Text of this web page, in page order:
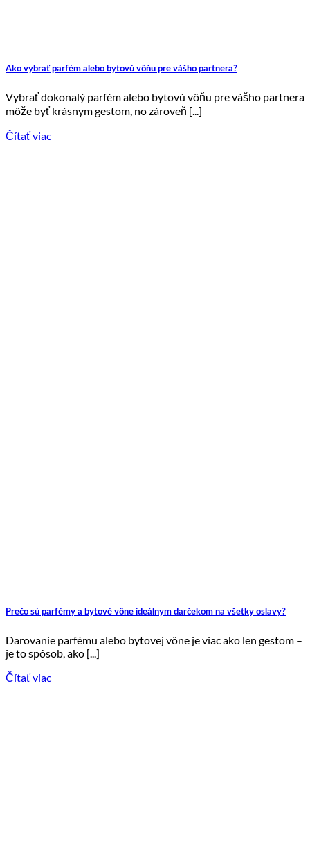
Ako vybrať parfém alebo bytovú vôňu pre vášho partnera?
Vybrať dokonalý parfém alebo bytovú vôňu pre vášho partnera
môže byť krásnym gestom, no zároveň [...]
Čítať viac
Prečo sú parfémy a bytové vône ideálnym darčekom na všetky oslavy?
Darovanie parfému alebo bytovej vône je viac ako len gestom –
je to spôsob, ako [...]
Čítať viac